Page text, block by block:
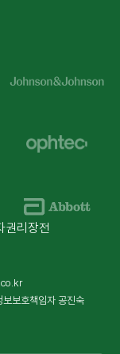
권리장전
보보호책임자 공진숙